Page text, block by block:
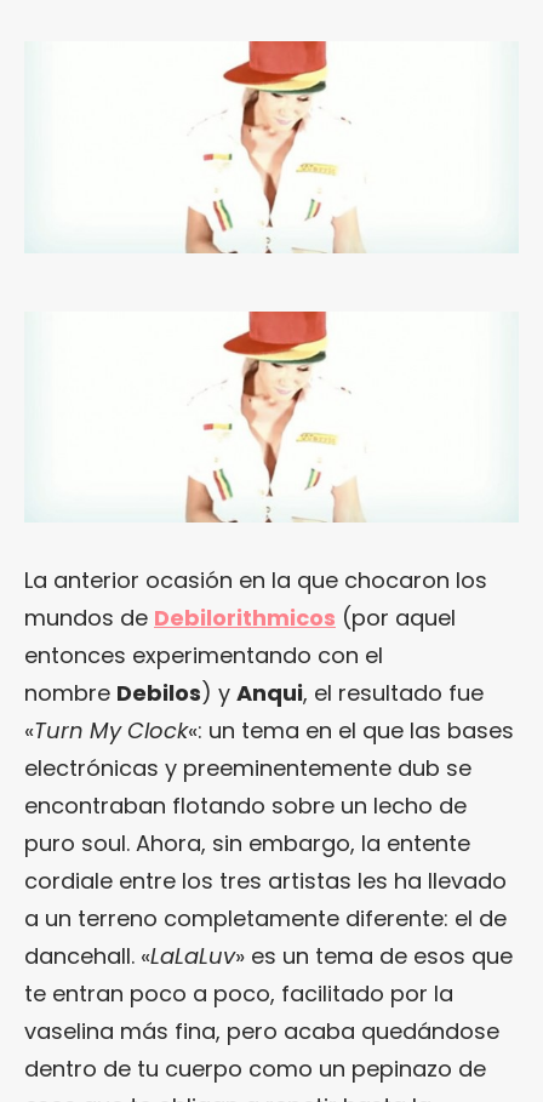
La anterior ocasión en la que chocaron los
mundos de Debilorithmicos (por aquel
entonces experimentando con el
nombre Debilos) y Anqui, el resultado fue
«Turn My Clock«: un tema en el que las bases
electrónicas y preeminentemente dub se
encontraban flotando sobre un lecho de
puro soul. Ahora, sin embargo, la entente
cordiale entre los tres artistas les ha llevado
a un terreno completamente diferente: el de
dancehall. «LaLaLuv» es un tema de esos que
te entran poco a poco, facilitado por la
vaselina más fina, pero acaba quedándose
dentro de tu cuerpo como un pepinazo de